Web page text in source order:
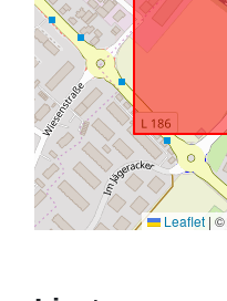
Leaflet | ©